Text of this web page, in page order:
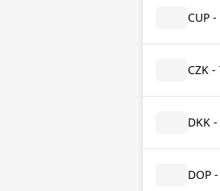
CUP
CZK
DKK
DOP